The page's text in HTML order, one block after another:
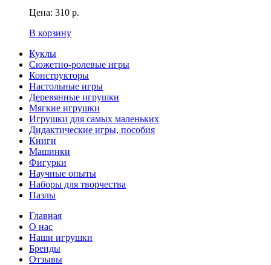
Цена: 310 р.
В корзину
Куклы
Сюжетно-ролевые игры
Конструкторы
Настольные игры
Деревянные игрушки
Мягкие игрушки
Игрушки для самых маленьких
Дидактические игры, пособия
Книги
Машинки
Фигурки
Научные опыты
Наборы для творчества
Пазлы
Главная
О нас
Наши игрушки
Бренды
Отзывы